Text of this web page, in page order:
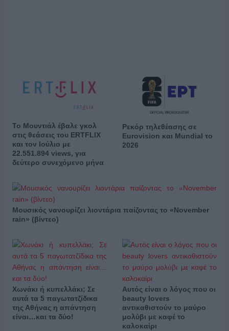
Το Μουντιάλ έβαλε γκολ
στις θεάσεις του ERTFLIX
και τον Ιούλιο με
22.551.894 views, για
δεύτερο συνεχόμενο μήνα
Ρεκόρ τηλεθέασης σε
Eurovision και Mundial το
2026
Μουσικός νανουρίζει λιοντάρια παίζοντας το «November
rain» (βίντεο)
Χωνάκι ή κυπελλάκι; Σε
αυτά τα 5 παγωτατζίδικα
της Αθήνας η απάντηση
είναι…και τα δύο!
Αυτός είναι ο λόγος που οι
beauty lovers
αντικαθιστούν το μαύρο
μολύβι με καφέ το
καλοκαίρι